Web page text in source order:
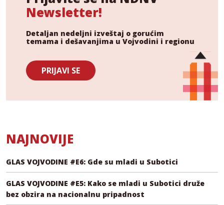
Newsletter!
Detaljan nedeljni izveštaj o gorućim
temama i dešavanjima u Vojvodini i regionu
PRIJAVI SE
NAJNOVIJE
GLAS VOJVODINE #E6: Gde su mladi u Subotici
GLAS VOJVODINE #E5: Kako se mladi u Subotici druže
bez obzira na nacionalnu pripadnost